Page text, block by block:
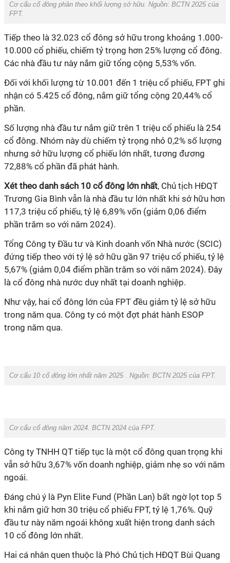
Cơ cấu cổ đông phân theo khối lượng sở hữu. Nguồn: BCTN 2025 của
FPT.
Tiếp theo là 32.023 cổ đông sở hữu trong khoảng 1.000-
10.000 cổ phiếu, chiếm tỷ trọng hơn 25% lượng cổ đông.
Các nhà đầu tư này nắm giữ tổng cộng 5,53% vốn.
Đối với khối lượng từ 10.001 đến 1 triệu cổ phiếu, FPT ghi
nhận có 5.425 cổ đông, nắm giữ tổng cộng 20,44% cổ
phần.
Số lượng nhà đầu tư nắm giữ trên 1 triệu cổ phiếu là 254
cổ đông. Nhóm này dù chiếm tỷ trọng nhỏ 0,2% số lượng
nhưng sở hữu lượng cổ phiếu lớn nhất, tương đương
72,88% cổ phần đã phát hành.
Xét theo danh sách 10 cổ đông lớn nhất, Chủ tịch HĐQT
Trương Gia Bình vẫn là nhà đầu tư lớn nhất khi sở hữu hơn
117,3 triệu cổ phiếu, tỷ lệ 6,89% vốn (giảm 0,06 điểm
phần trăm so với năm 2024).
Tổng Công ty Đầu tư và Kinh doanh vốn Nhà nước (SCIC)
đứng tiếp theo với tỷ lệ sở hữu gần 97 triệu cổ phiếu, tỷ lệ
5,67% (giảm 0,04 điểm phần trăm so với năm 2024). Đây
là cổ đông nhà nước duy nhất tại doanh nghiệp.
Như vậy, hai cổ đông lớn của FPT đều giảm tỷ lệ sở hữu
trong năm qua. Công ty có một đợt phát hành ESOP
trong năm qua.
Cơ cấu 10 cổ đông lớn nhất năm 2025 . Nguồn: BCTN 2025 của FPT.
Cơ cấu cổ đông năm 2024. BCTN 2024 của FPT.
Công ty TNHH QT tiếp tục là một cổ đông quan trọng khi
vẫn sở hữu 3,67% vốn doanh nghiệp, giảm nhẹ so với năm
ngoái.
Đáng chú ý là Pyn Elite Fund (Phần Lan) bất ngờ lọt top 5
khi nắm giữ hơn 30 triệu cổ phiếu FPT, tỷ lệ 1,76%. Quỹ
đầu tư này năm ngoái không xuất hiện trong danh sách
10 cổ đông lớn nhất.
Hai cá nhân quen thuộc là Phó Chủ tịch HĐQT Bùi Quang